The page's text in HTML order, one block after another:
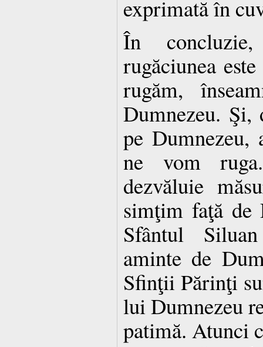
exprimată în
În
rugăciunea
rugăm,
Dumnezeu.
pe Dumnezeu,
ne vom
dezvăluie
simţim faţă de
Sfântul
aminte de
Sfinţii Părinţi
lui Dumnezeu
patimă. Atunci